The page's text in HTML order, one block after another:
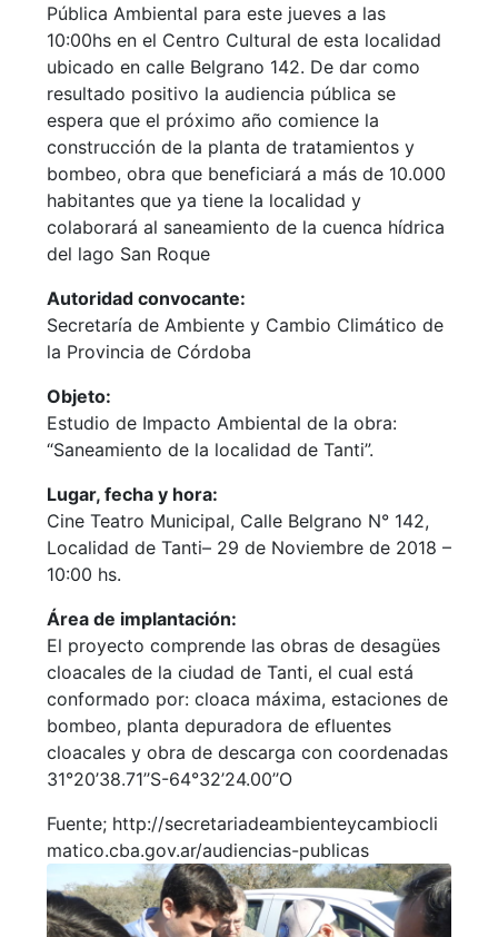
Pública Ambiental para este jueves a las
10:00hs en el Centro Cultural de esta localidad
ubicado en calle Belgrano 142. De dar como
resultado positivo la audiencia pública se
espera que el próximo año comience la
construcción de la planta de tratamientos y
bombeo, obra que beneficiará a más de 10.000
habitantes que ya tiene la localidad y
colaborará al saneamiento de la cuenca hídrica
del lago San Roque
Autoridad convocante:
Secretaría de Ambiente y Cambio Climático de
la Provincia de Córdoba
Objeto:
Estudio de Impacto Ambiental de la obra:
“Saneamiento de la localidad de Tanti”.
Lugar, fecha y hora:
Cine Teatro Municipal, Calle Belgrano N° 142,
Localidad de Tanti– 29 de Noviembre de 2018 –
10:00 hs.
Área de implantación:
El proyecto comprende las obras de desagües
cloacales de la ciudad de Tanti, el cual está
conformado por: cloaca máxima, estaciones de
bombeo, planta depuradora de efluentes
cloacales y obra de descarga con coordenadas
31°20’38.71’’S-64°32’24.00’’O
Fuente; http://secretariadeambienteycambiocli
matico.cba.gov.ar/audiencias-publicas